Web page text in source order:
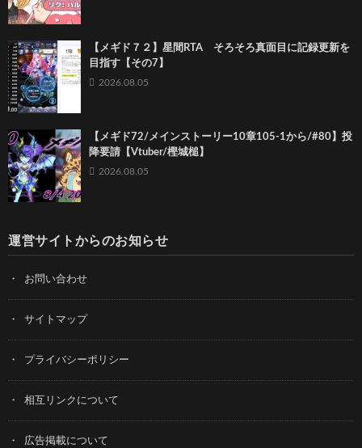
【メギド７２】星間RTA そろそろ真面目に記録更新を
目指す【その7】
2026.08.05
【メギド72/メインストーリー10章105-1から/#80】投
降要請【Vtuber/樫城槌】
2026.08.05
運営サイトからのお知らせ
お問い合わせ
サイトマップ
プライバシーポリシー
相互リンクについて
広告掲載について